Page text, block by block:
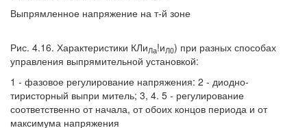
Выпрямленное напряжение на т-й зоне
Рис. 4.16. Характеристики КЛиЛа!иЛ0) при разных способах
управления выпрямительной установкой:
1 - фазовое регулирование напряжения: 2 - диодно-
тиристорный выпри митель; 3, 4. 5 - регулирование
соответственно от начала, от обоих концов периода и от
максимума напряжения